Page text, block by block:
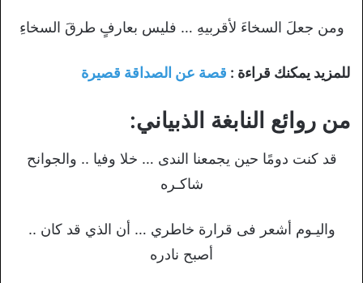
ومن جعلَ السخاءَ لأقربيهِ … فليس بعارفٍ طرقَ السخاءِ
للمزيد يمكنك قراءة : قصة عن الصداقة قصيرة
من روائع النابغة الذبياني:
قد كنت دومًا حين يجمعنا الندى … خلا وفيا .. والجوانح
شاكـره
واليـوم أشعر فى قرارة خاطري … أن الذي قد كان ..
أصبح نادره